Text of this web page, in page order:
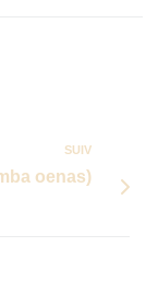
SUIV
oenas)